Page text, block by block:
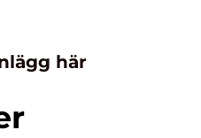
här